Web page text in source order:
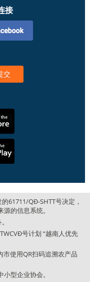
接
61711/QĐ-SHTT号决定，
的信息系统。
号计划 “越南人优先
使用QR扫码追溯农产品
型企业协会。